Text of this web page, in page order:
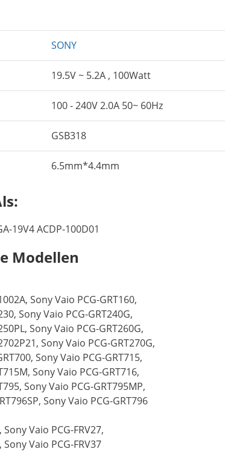
SONY
19.5V ~ 5.2A , 100Watt
100 - 240V 2.0A 50~ 60Hz
GSB318
6.5mm*4.4mm
19V4 ACDP-100D01
Modellen
Sony Vaio PCG-GRT160,
Sony Vaio PCG-GRT240G,
Sony Vaio PCG-GRT260G,
Sony Vaio PCG-GRT270G,
Sony Vaio PCG-GRT715,
Sony Vaio PCG-GRT716,
Sony Vaio PCG-GRT795MP,
Sony Vaio PCG-GRT796
Vaio PCG-FRV27,
Vaio PCG-FRV37